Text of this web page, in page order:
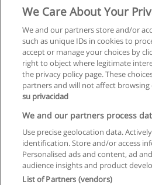
3DS MAX
E-posta ile
Kullanım
Gizlilik
İletişim
We Care About Your
We and our partners store and/or
such as unique IDs in cookies to
accept or manage your choices by
right to object where legitimate
the privacy policy page. These
partners and will not affect browsing
su privacidad
We and our partners process
Use precise geolocation data.
identification. Store and/or access
Personalised ads and content, ad
audience insights and product
List of Partners (vendors)